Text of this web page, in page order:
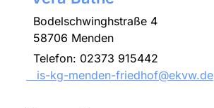
Bodelschwinghstraße 4
58706 Menden
Telefon: 02373 915442
is-kg-menden-friedhof@ekvw.de